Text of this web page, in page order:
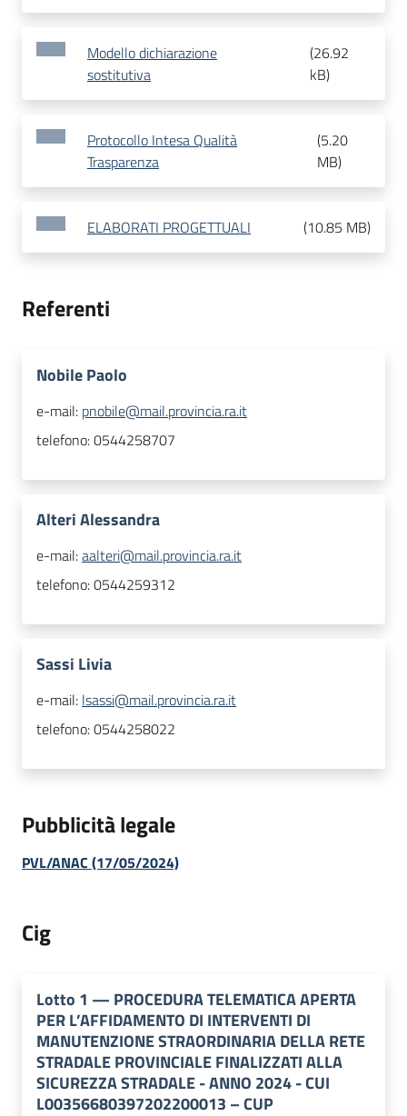
Modello dichiarazione
sostitutiva
(26.92
kB)
Protocollo Intesa Qualità
Trasparenza
(5.20
MB)
ELABORATI PROGETTUALI (10.85 MB)
Referenti
Nobile Paolo
e-mail: pnobile@mail.provincia.ra.it
telefono:0544258707
Alteri Alessandra
e-mail:aalteri@mail.provincia.ra.it
telefono:0544259312
Sassi Livia
e-mail: lsassi@mail.provincia.ra.it
telefono:0544258022
Pubblicità legale
PVL/ANAC (17/05/2024)
Cig
Lotto 1 — PROCEDURA TELEMATICA APERTA
PER L’AFFIDAMENTO DI INTERVENTI DI
MANUTENZIONE STRAORDINARIA DELLA RETE
STRADALE PROVINCIALE FINALIZZATI ALLA
SICUREZZA STRADALE - ANNO 2024 - CUI
L00356680397202200013 – CUP